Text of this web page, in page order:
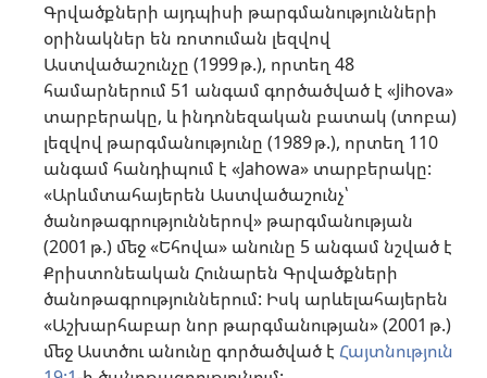
Գրվածքների այդպիսի թարգմանությունների
օրինակներ են ռոտուման լեզվով
Աստվածաշունչը (1999 թ.), որտեղ 48
համարներում 51 անգամ գործածված է «Jihova»
տարբերակը, և ինդոնեզական բատակ (տոբա)
լեզվով թարգմանությունը (1989 թ.), որտեղ 110
անգամ հանդիպում է «Jahowa» տարբերակը:
«Արևմտահայերեն Աստվածաշունչ՝
ծանոթագրություններով» թարգմանության
(2001 թ.) մեջ «Եհովա» անունը 5 անգամ նշված է
Քրիստոնեական Հունարեն Գրվածքների
ծանոթագրություններում: Իսկ արևելահայերեն
«Աշխարհաբար նոր թարգմանության» (2001 թ.)
մեջ Աստծու անունը գործածված է Հայտնություն